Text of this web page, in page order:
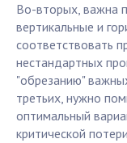
Во-вторых, важна
вертикальные и
соответствовать
нестандартных
"обрезанию"
третьих, нужно
оптимальный
критической